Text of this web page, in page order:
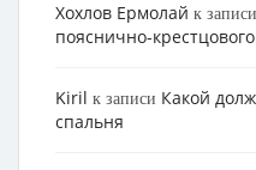
Хохлов Ермолай к записи
пояснично-
Kiril к записи Какой
спальня